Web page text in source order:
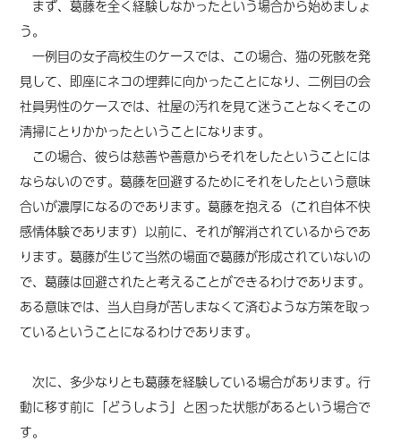
まず、葛藤を全く経験しなかったという場合から始めましょ
う。
一例目の女子高校生のケースでは、この場合、猫の死骸を発
見して、即座にネコの埋葬に向かったことになり、二例目の会
社員男性のケースでは、社屋の汚れを見て迷うことなくそこの
清掃にとりかかったということになります。
この場合、彼らは慈善や善意からそれをしたということには
ならないのです。葛藤を回避するためにそれをしたという意味
合いが濃厚になるのであります。葛藤を抱える（これ自体不快
感情体験であります）以前に、それが解消されているからであ
ります。葛藤が生じて当然の場面で葛藤が形成されていないの
で、葛藤は回避されたと考えることができるわけであります。
ある意味では、当人自身が苦しまなくて済むような方策を取っ
ているということになるわけであります。
次に、多少なりとも葛藤を経験している場合があります。行
動に移す前に「どうしよう」と困った状態があるという場合で
す。